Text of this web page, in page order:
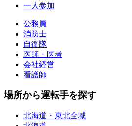
一人参加
公務員
消防士
自衛隊
医師・医者
会社経営
看護師
場所から運転手を探す
北海道・東北全域